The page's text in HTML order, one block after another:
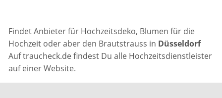
Findet Anbieter für Hochzeitsdeko, Blumen für die
Hochzeit oder aber den Brautstrauss in Düsseldorf
Auf traucheck.de findest Du alle Hochzeitsdienstleister
auf einer Website.